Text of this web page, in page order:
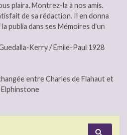
plaira. Montrez-la à nos amis.
de sa rédaction. Il en donna
publia dans ses Mémoires d'un
Kerry / Emile-Paul 1928
entre Charles de Flahaut et